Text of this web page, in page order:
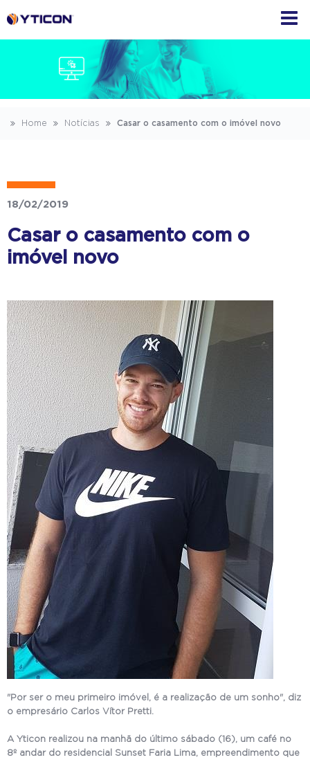
Home Notícias Casar o casamento com o imóvel novo
18/02/2019
Casar o casamento com o
imóvel novo
"Por ser o meu primeiro imóvel, é a realização de um sonho", diz
o empresário Carlos Vítor Pretti.
A Yticon realizou na manhã do último sábado (16), um café no
8º andar do residencial Sunset Faria Lima, empreendimento que